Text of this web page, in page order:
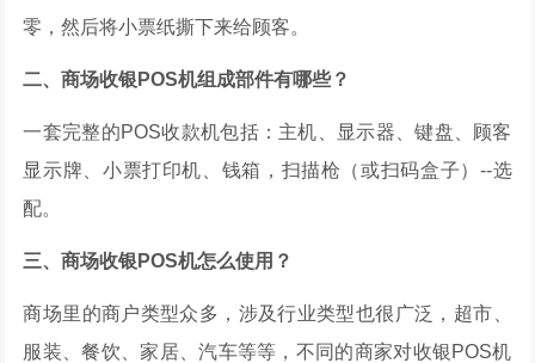
零，然后将小票纸撕下来给顾客。
二、商场收银POS机组成部件有哪些？
一套完整的POS收款机包括：主机、显示器、键盘、顾客
显示牌、小票打印机、钱箱，扫描枪（或扫码盒子）--选
配。
三、商场收银POS机怎么使用？
商场里的商户类型众多，涉及行业类型也很广泛，超市、
服装、餐饮、家居、汽车等等，不同的商家对收银POS机